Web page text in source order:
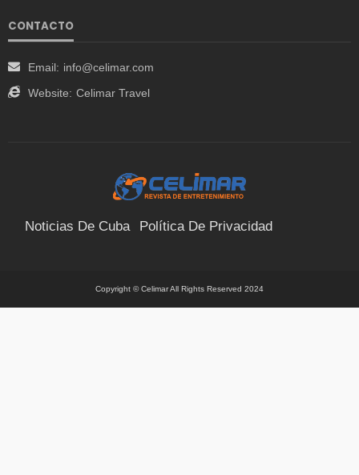
CONTACTO
Email: info@celimar.com
Website: Celimar Travel
Noticias De Cuba Política De Privacidad
Copyright © Celimar All Rights Reserved 2024